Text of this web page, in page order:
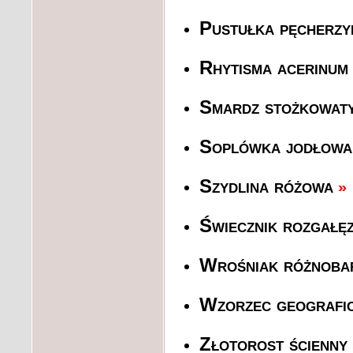
Pustułka
Rhytisma acerinum
Smardz
Soplówka
Szydlina różowa »
Świecznik
Wrośniak
Wzorzec
Złotorost ścienny